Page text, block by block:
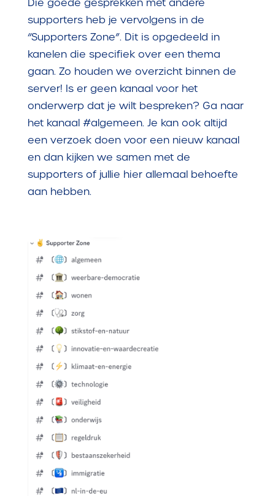
Die goede gesprekken met andere
supporters heb je vervolgens in de
“Supporters Zone”. Dit is opgedeeld in
kanelen die specifiek over een thema
gaan. Zo houden we overzicht binnen de
server! Is er geen kanaal voor het
onderwerp dat je wilt bespreken? Ga naar
het kanaal #algemeen. Je kan ook altijd
een verzoek doen voor een nieuw kanaal
en dan kijken we samen met de
supporters of jullie hier allemaal behoefte
aan hebben.